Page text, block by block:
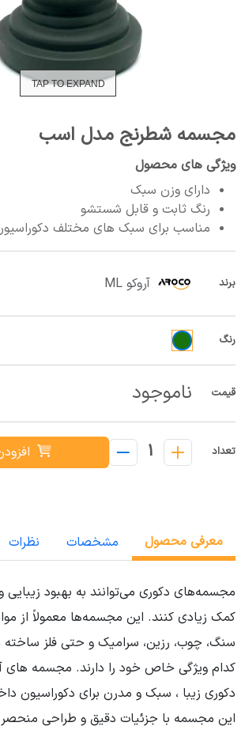
TAP TO EXPAND
مجسمه شطرنج مدل اسب
ویژگی های محصول
دارای وزن سبک
رنگ ثابت و قابل شستشو
مناسب برای سبک های مختلف
برند آروکو ML
رنگ
قیمت ناموجود
تعداد 1
معرفی محصول مشخصات نظرات
مجسمه‌های دکوری می‌توانند به بهبود
کمک زیادی کنند. این مجسمه‌ها معمولاً از
سنگ، چوب، رزین، سرامیک و حتی فلز
کدام ویژگی خاص خود را دارند. مجسمه های
دکوری زیبا ، سبک و مدرن برای دکوراسیون
این مجسمه با جزئیات دقیق و طراحی منحصر